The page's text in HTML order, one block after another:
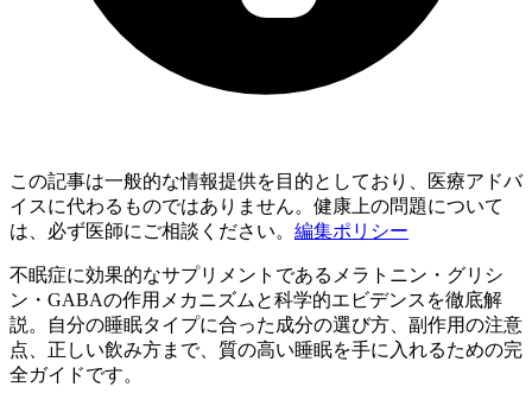
この記事は一般的な情報提供を目的としており、医療アドバ
イスに代わるものではありません。健康上の問題について
は、必ず医師にご相談ください。 編集ポリシー
不眠症に効果的なサプリメントであるメラトニン・グリシ
ン・GABAの作用メカニズムと科学的エビデンスを徹底解
説。自分の睡眠タイプに合った成分の選び方、副作用の注意
点、正しい飲み方まで、質の高い睡眠を手に入れるための完
全ガイドです。